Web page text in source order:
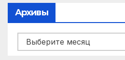
Архивы
Архивы